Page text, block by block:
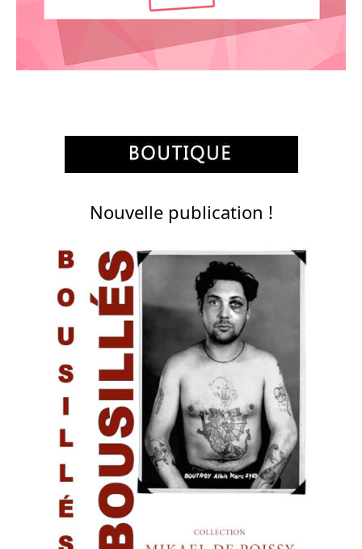
Nouvelle publication !